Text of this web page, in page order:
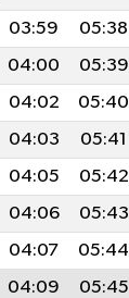
03:59 05:38
04:00 05:39
04:02 05:40
04:03 05:41
04:05 05:42
04:06 05:43
04:07 05:44
04:09 05:45